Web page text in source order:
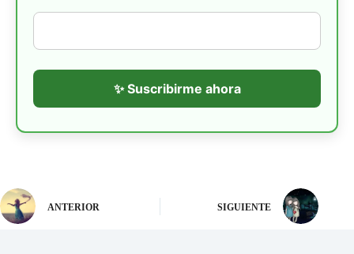
✨ Suscribirme ahora
ANTERIOR SIGUIENTE